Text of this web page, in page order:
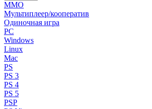
MMO
Мультиплеер/кооператив
Одиночная игра
PC
Windows
Linux
Mac
PS
PS 3
PS 4
PS 5
PSP